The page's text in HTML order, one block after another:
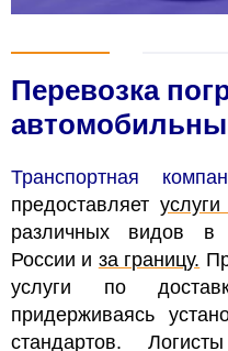
Перевозка
Транспортная
предоставляет
различных видов в
России и за границу.
услуги по
придерживаясь
стандартов.